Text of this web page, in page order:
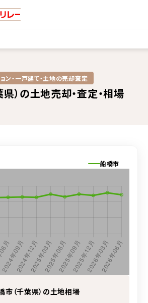
ン・一戸建て・土地の売却査定​
）の土地売却・査定・相場
船橋市
市（千葉県）の土地相場